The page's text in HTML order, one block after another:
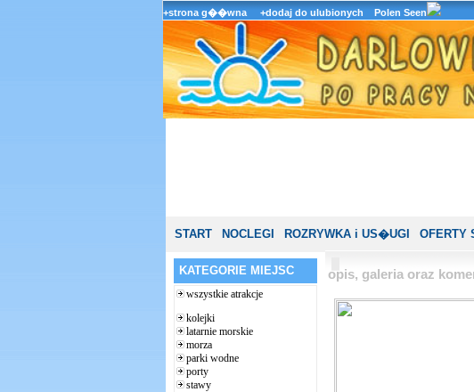
+strona g��wna +dodaj do ulubionych Polen Seen
START NOCLEGI ROZRYWKA i US�UGI OFERTY
KATEGORIE MIEJSC
wszystkie atrakcje
kolejki
latarnie morskie
morza
parki wodne
porty
stawy
opis, galeria oraz